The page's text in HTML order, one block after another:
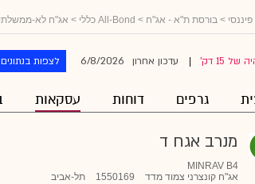
> בורסת ת"א - אג"ח > All-Bond כללי > אג"ח לא-
15 דק' עדכון אחרון 6/8/2026 לצפות
גרפים דוחות עסקאות
מנרב אגח ד
MINRAV B4
אג"ח קונצרני צמוד מדד
1550169
תל-אביב